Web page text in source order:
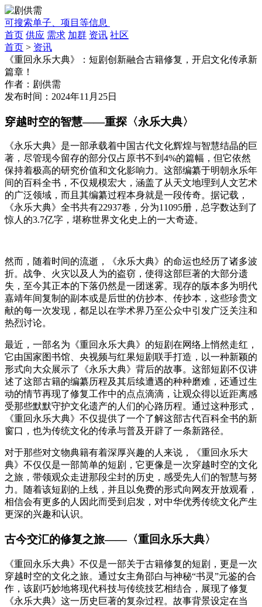
可搜索单子、项目等信息
首页 供应 需求 加群 资讯 社区
首页 > 资讯
《重回永乐大典》：短剧创新融合古籍修复，开启文化传承新
篇章！
作者： 剧供需
发布时间： 2024年11月25日
穿越时空的智慧——重探〈永乐大典〉
《永乐大典》是一部承载着中国古代文化辉煌与智慧结晶的巨
著，尽管现今留存的部分仅占原书不到 4%的篇幅，但它依然
保持着极高的研究价值和文化影响力。这部编纂于明朝永乐年
间的百科全书，不仅规模宏大，涵盖了从天文地理到人文艺术
的广泛领域，而且其编纂过程本身就是一段传奇。据记载，
《永乐大典》全书共有22937卷，分为11095册，总字数达到了
惊人的3.7亿字，堪称世界文化史上的一大奇迹。
然而，随着时间的流逝，《永乐大典》的命运也经历了诸多波
折。战争、火灾以及人为的盗窃，使得这部巨著的大部分遗
失，至今其正本的下落仍然是一团迷雾。现存的版本多为明代
嘉靖年间复制的副本或是后世的仿抄本、传抄本，这些珍贵文
献的每一次发现，都足以在学术界乃至公众中引发广泛关注和
热烈讨论。
最近，一部名为《重回永乐大典》的短剧在网络上悄然走红，
它由国家图书馆、央视频与红果短剧联手打造，以一种新颖的
形式向大众展示了《永乐大典》背后的故事。这部短剧不仅讲
述了这部古籍的编纂历程及其后续遭遇的种种磨难，还通过生
动的情节再现了修复工作中的点点滴滴，让观众得以近距离感
受那些默默守护文化遗产的人们的心路历程。通过这种形式，
《重回永乐大典》不仅提供了一个了解这部古代百科全书的新
窗口，也为传统文化的传承与普及开辟了一条新路径。
对于那些对文物典籍有着深厚兴趣的人来说，《重回永乐大
典》不仅仅是一部简单的短剧，它更像是一次穿越时空的文化
之旅，带领观众走进那段尘封的历史，感受先人们的智慧与努
力。随着该短剧的上线，并且以免费的形式向网友开放观看，
相信会有更多的人因此而受到启发，对中华优秀传统文化产生
更深的兴趣和认识。
古今交汇的修复之旅——〈重回永乐大典〉
《重回永乐大典》不仅是一部关于古籍修复的短剧，更是一次
穿越时空的文化之旅。通过女主角邵白与神秘“书灵”元鉴的合
作，该剧巧妙地将现代科技与传统技艺相结合，展现了修复
《永乐大典》这一历史巨著的复杂过程。故事背景设定在当